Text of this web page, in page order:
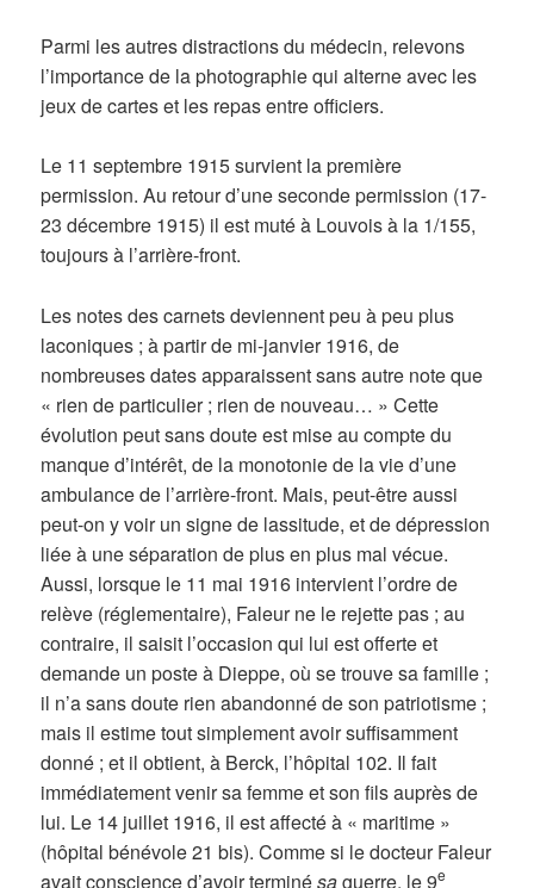
Parmi les autres distractions du médecin, relevons
l’importance de la photographie qui alterne avec les
jeux de cartes et les repas entre officiers.
Le 11 septembre 1915 survient la première
permission. Au retour d’une seconde permission (17-
23 décembre 1915) il est muté à Louvois à la 1/155,
toujours à l’arrière-front.
Les notes des carnets deviennent peu à peu plus
laconiques ; à partir de mi-janvier 1916, de
nombreuses dates apparaissent sans autre note que
« rien de particulier ; rien de nouveau… » Cette
évolution peut sans doute est mise au compte du
manque d’intérêt, de la monotonie de la vie d’une
ambulance de l’arrière-front. Mais, peut-être aussi
peut-on y voir un signe de lassitude, et de dépression
liée à une séparation de plus en plus mal vécue.
Aussi, lorsque le 11 mai 1916 intervient l’ordre de
relève (réglementaire), Faleur ne le rejette pas ; au
contraire, il saisit l’occasion qui lui est offerte et
demande un poste à Dieppe, où se trouve sa famille ;
il n’a sans doute rien abandonné de son patriotisme ;
mais il estime tout simplement avoir suffisamment
donné ; et il obtient, à Berck, l’hôpital 102. Il fait
immédiatement venir sa femme et son fils auprès de
lui. Le 14 juillet 1916, il est affecté à « maritime »
(hôpital bénévole 21 bis). Comme si le docteur Faleur
avait conscience d’avoir terminésaguerre, le 9e